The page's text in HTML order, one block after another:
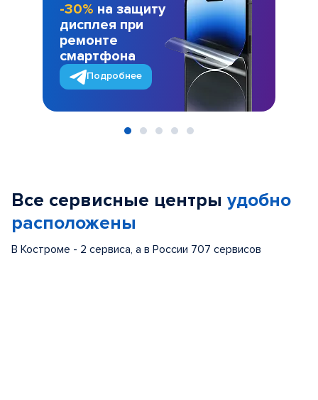
-30% на защиту
дисплея при
ремонте
смартфона
Подробнее
Все сервисные центры удобно
расположены
В Костроме - 2 сервиса, а в России 707 сервисов